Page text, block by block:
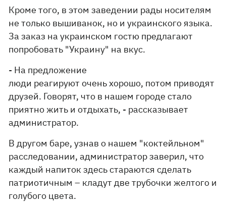
Кроме того, в этом заведении рады носителям
не только вышиванок, но и украинского языка.
За заказ на украинском гостю предлагают
попробовать "Украину" на вкус.
- На предложение
люди реагируют очень хорошо, потом приводят
друзей. Говорят, что в нашем городе стало
приятно жить и отдыхать, - рассказывает
администратор.
В другом баре, узнав о нашем "коктейльном"
расследовании, администратор заверил, что
каждый напиток здесь стараются сделать
патриотичным – кладут две трубочки желтого и
голубого цвета.